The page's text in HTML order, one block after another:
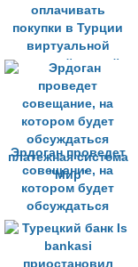
оплачивать
покупки в Турции
виртуальной
турецкой картой
Эрдоган проведет
совещание, на
котором будет
обсуждаться
платежная система
"Мир"